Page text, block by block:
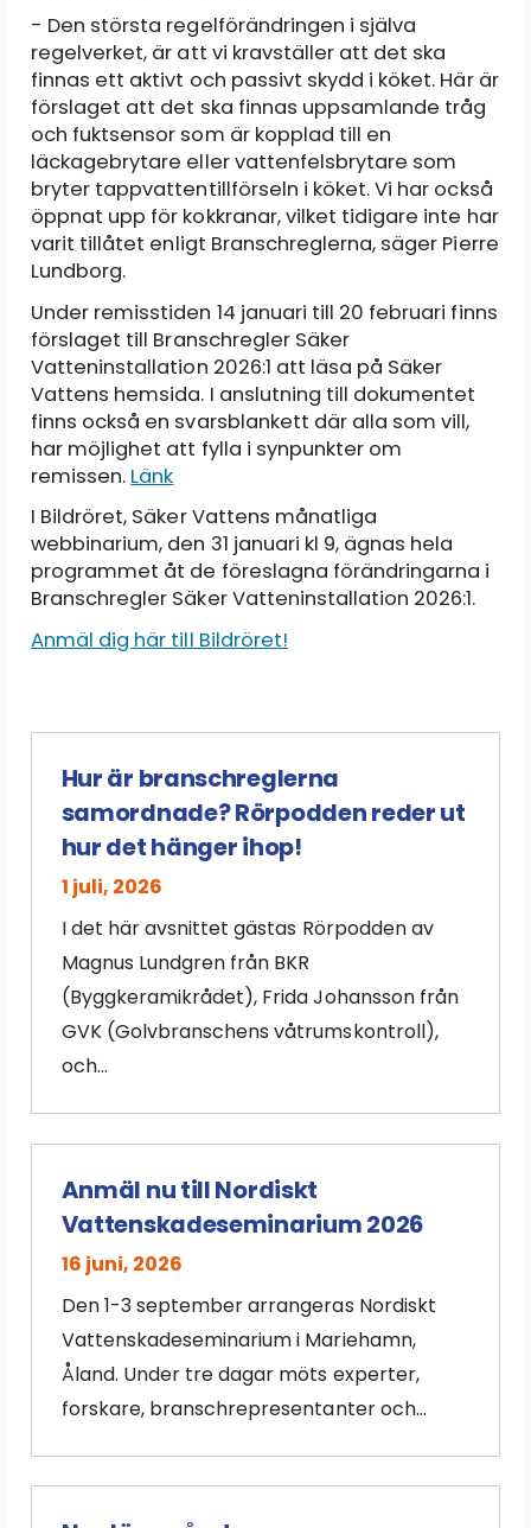
- Den största regelförändringen i själva
regelverket, är att vi kravställer att det ska
finnas ett aktivt och passivt skydd i köket. Här är
förslaget att det ska finnas uppsamlande tråg
och fuktsensor som är kopplad till en
läckagebrytare eller vattenfelsbrytare som
bryter tappvattentillförseln i köket. Vi har också
öppnat upp för kokkranar, vilket tidigare inte har
varit tillåtet enligt Branschreglerna, säger Pierre
Lundborg.
Under remisstiden 14 januari till 20 februari finns
förslaget till Branschregler Säker
Vatteninstallation 2026:1 att läsa på Säker
Vattens hemsida. I anslutning till dokumentet
finns också en svarsblankett där alla som vill,
har möjlighet att fylla i synpunkter om
remissen. Länk
I Bildröret, Säker Vattens månatliga
webbinarium, den 31 januari kl 9, ägnas hela
programmet åt de föreslagna förändringarna i
Branschregler Säker Vatteninstallation 2026:1.
Anmäl dig här till Bildröret!
1 juli, 2026
Hur är branschreglerna
samordnade? Rörpodden reder ut
hur det hänger ihop!
I det här avsnittet gästas Rörpodden av
Magnus Lundgren från BKR
(Byggkeramikrådet), Frida Johansson från
GVK (Golvbranschens våtrumskontroll),
och...
16 juni, 2026
Anmäl nu till Nordiskt
Vattenskadeseminarium 2026
Den 1-3 september arrangeras Nordiskt
Vattenskadeseminarium i Mariehamn,
Åland. Under tre dagar möts experter,
forskare, branschrepresentanter och...